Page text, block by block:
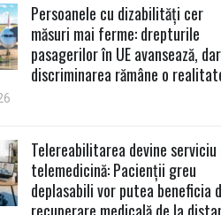
Persoanele cu dizabilități cer
măsuri mai ferme: drepturile
pasagerilor în UE avansează, dar
discriminarea rămâne o
Telereabilitarea devine serviciu
telemedicină: Pacienții greu
deplasabili vor putea beneficia